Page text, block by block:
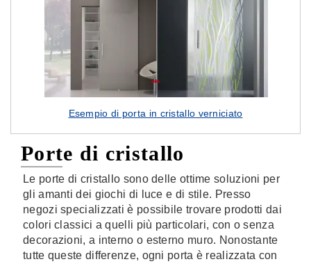
Esempio di porta in cristallo verniciato
Porte di cristallo
Le porte di cristallo sono delle ottime soluzioni per
gli amanti dei giochi di luce e di stile. Presso
negozi specializzati è possibile trovare prodotti dai
colori classici a quelli più particolari, con o senza
decorazioni, a interno o esterno muro. Nonostante
tutte queste differenze, ogni porta è realizzata con